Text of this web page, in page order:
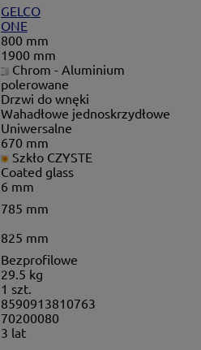
GELCO
ONE
800 mm
1900 mm
Chrom - Aluminium
polerowane
Drzwi do wnęki
Wahadłowe jednoskrzydłowe
Uniwersalne
670 mm
Szkło CZYSTE
Coated glass
6 mm
785 mm
825 mm
Bezprofilowe
29.5 kg
1 szt.
8590913810763
70200080
3 lat